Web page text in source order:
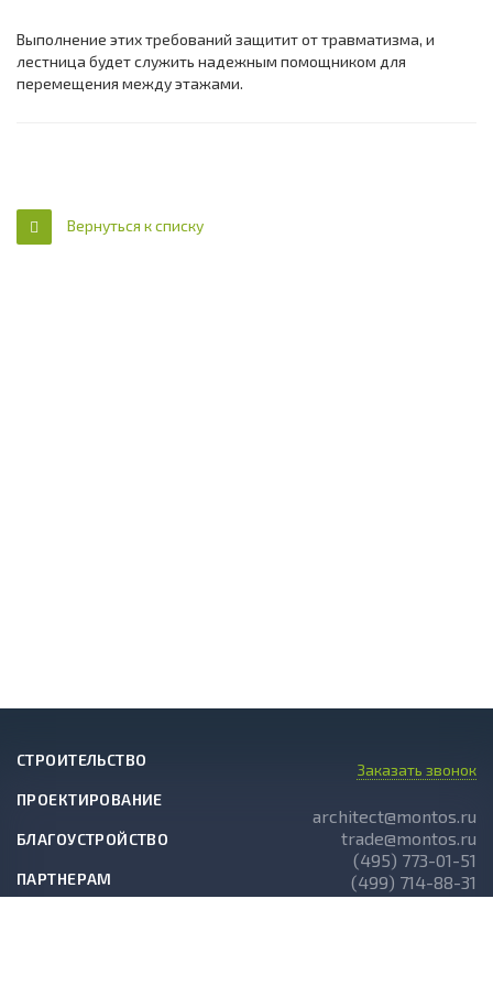
Выполнение этих требований защитит от травматизма, и
лестница будет служить надежным помощником для
перемещения между этажами.
Вернуться к списку
СТРОИТЕЛЬСТВО
ПРОЕКТИРОВАНИЕ
БЛАГОУСТРОЙСТВО
ПАРТНЕРАМ
Заказать звонок
architect@montos.ru
trade@montos.ru
(495) 773-01-51
(499) 714-88-31